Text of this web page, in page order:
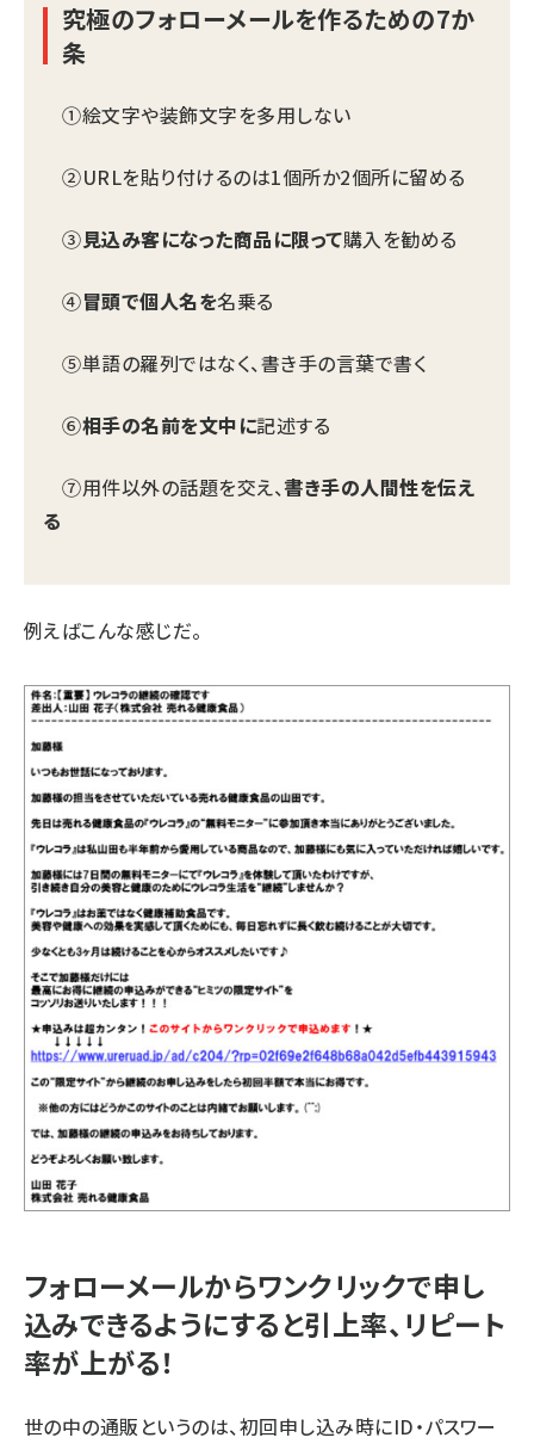
究極のフォローメールを作るための7か
条
①絵文字や装飾文字を多用しない
②URLを貼り付けるのは1個所か2個所に留める
③見込み客になった商品に限って購入を勧める
④冒頭で個人名を名乗る
⑤単語の羅列ではなく、書き手の言葉で書く
⑥相手の名前を文中に記述する
⑦用件以外の話題を交え、書き手の人間性を伝え
る
例えばこんな感じだ。
フォローメールからワンクリックで申し
込みできるようにすると引上率、リピート
率が上がる！
世の中の通販というのは、初回申し込み時にID・パスワー